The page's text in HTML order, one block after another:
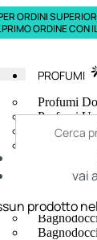
ORDINI
ORDINE CON
PROFUMI
Profumi
Profumi
Corpo
Corpo
Creme Mani
vai
prodotto